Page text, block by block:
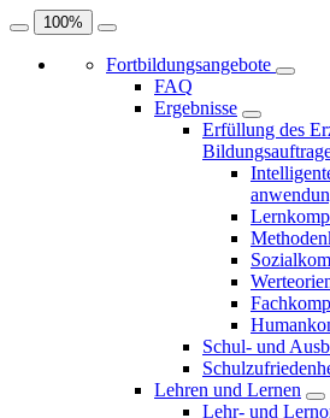
100%
Fortbildungsangebote
FAQ
Ergebnisse
Erfüllung des
Schul- und
Lehren und Lernen
Lehr- und